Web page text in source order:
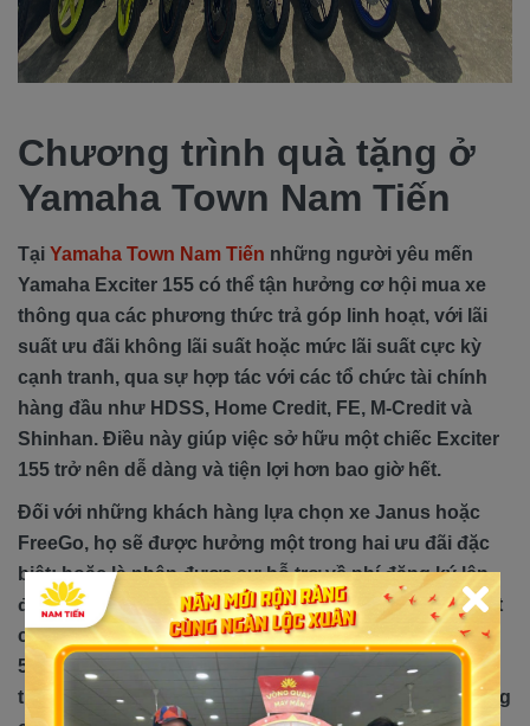
Chương trình quà tặng ở
Yamaha Town Nam Tiến
Tại Yamaha Town Nam Tiến những người yêu mến
Yamaha Exciter 155 có thể tận hưởng cơ hội mua xe
thông qua các phương thức trả góp linh hoạt, với lãi
suất ưu đãi không lãi suất hoặc mức lãi suất cực kỳ
cạnh tranh, qua sự hợp tác với các tổ chức tài chính
hàng đầu như HDSS, Home Credit, FE, M-Credit và
Shinhan. Điều này giúp việc sở hữu một chiếc Exciter
155 trở nên dễ dàng và tiện lợi hơn bao giờ hết.
Đối với những khách hàng lựa chọn xe Janus hoặc
FreeGo, họ sẽ được hưởng một trong hai ưu đãi đặc
biệt: hoặc là nhận được sự hỗ trợ về phí đăng ký lên
đến 4.000.000 VND cho mỗi xe, hoặc là được tặng một
chiếc điện thoại Samsung Galaxy A15 trị giá gần
5.000.000 VND. Trong trường hợp hết quà tặng điện
thoại, một ưu đãi tiền mặt 4.000.000 VND sẽ được cung